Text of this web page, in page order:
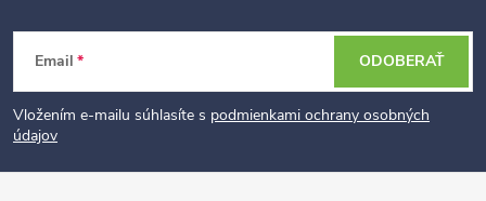
t
Email
Vložením e-mailu súhlasíte s podmienkami ochrany osobných
údajov
ODOBERAŤ